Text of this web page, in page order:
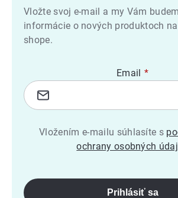
Vložte svoj e-mail a my Vám
informácie o nových produktoch
shope.
Email
Vložením e-mailu súhlasíte s
ochrany osobných
Prihlásiť sa